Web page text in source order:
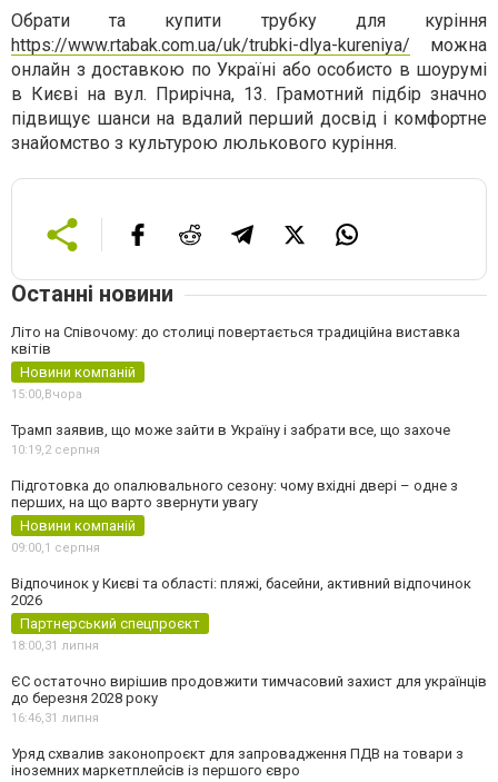
Обрати та купити трубку для куріння
https://www.rtabak.com.ua/uk/trubki-dlya-kureniya/ можна
онлайн з доставкою по Україні або особисто в шоурумі
в Києві на вул. Прирічна, 13. Грамотний підбір значно
підвищує шанси на вдалий перший досвід і комфортне
знайомство з культурою люлькового куріння.
Останні новини
Літо на Співочому: до столиці повертається традиційна виставка
квітів
Новини компаній
15:00, Вчора
Трамп заявив, що може зайти в Україну і забрати все, що захоче
10:19,2 серпня
Підготовка до опалювального сезону: чому вхідні двері – одне з
перших, на що варто звернути увагу
Новини компаній
09:00,1 серпня
Відпочинок у Києві та області: пляжі, басейни, активний відпочинок
2026
Партнерський спецпроєкт
18:00,31 липня
ЄС остаточно вирішив продовжити тимчасовий захист для українців
до березня 2028 року
16:46,31 липня
Уряд схвалив законопроєкт для запровадження ПДВ на товари з
іноземних маркетплейсів із першого євро